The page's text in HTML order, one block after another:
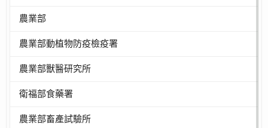
農業部
農業部動植物防疫檢疫署
農業部獸醫研究所
衛福部食藥署
農業部畜產試驗所